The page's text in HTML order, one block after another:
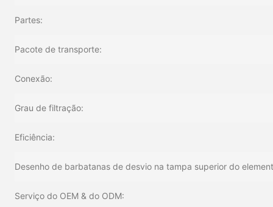
Partes:
Pacote de transporte:
Conexão:
Grau de filtração:
Eficiência:
Desenho de barbatanas de desvio na tampa superior do
Serviço do OEM & do ODM: